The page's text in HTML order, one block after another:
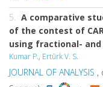
5. A comparative
of the contest of
using fractional-
Kumar P., Ertürk V. S.
JOURNAL OF ANALYSIS ,